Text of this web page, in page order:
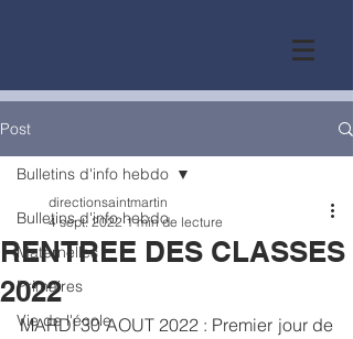
Post
Bulletins d'info hebdo
Maternelles
Primaires
Vie de l'école
Bulletins d'info hebdo
RENTREE DES CLASSES
2022
directionsaintmartin
4 sept. 2022 1 min de lecture
MARDI 30 AOUT 2022 : Premier jour de